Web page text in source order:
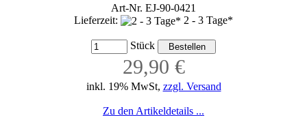
Art-Nr. EJ-90-0421
Lieferzeit:
2 - 3 Tage*
Stück
29,90 €
inkl. 19% MwSt, zzgl. Versand
Zu den Artikeldetails ...